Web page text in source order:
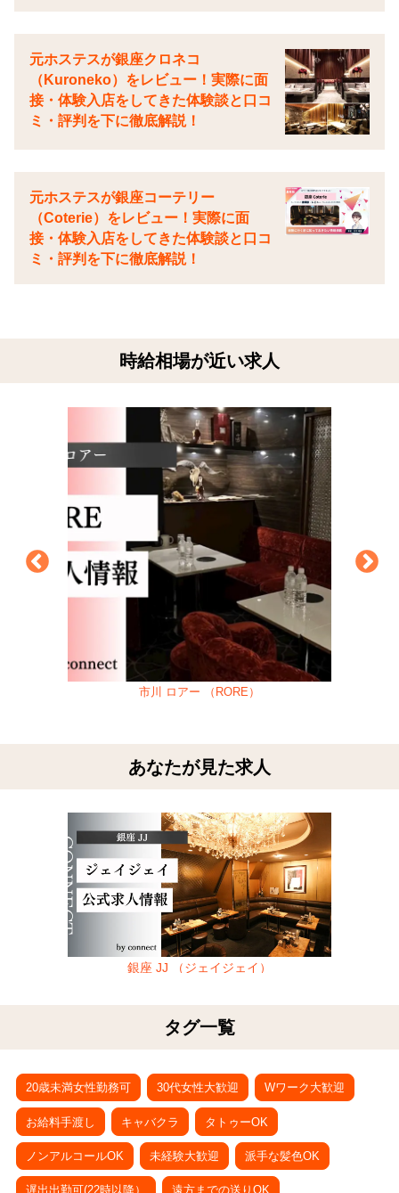
元ホステスが銀座クロネコ
（Kuroneko）をレビュー！実際に面
接・体験入店をしてきた体験談と口コ
ミ・評判を下に徹底解説！
元ホステスが銀座コーテリー
（Coterie）をレビュー！実際に面
接・体験入店をしてきた体験談と口コ
ミ・評判を下に徹底解説！
時給相場が近い求人
市川 ロアー （RORE）
あなたが見た求人
銀座 JJ （ジェイジェイ）
タグ一覧
20歳未満女性勤務可 30代女性大歓迎 Wワーク大歓迎
お給料手渡し キャバクラ タトゥーOK
ノンアルコールOK 未経験大歓迎 派手な髪色OK
遅出出勤可(22時以降） 遠方までの送りOK